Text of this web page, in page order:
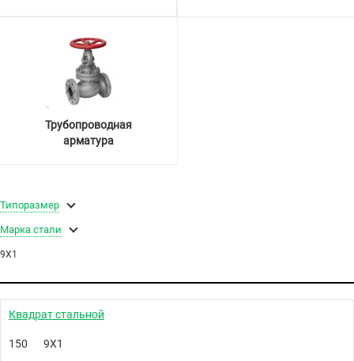
Трубопроводная
арматура
Типоразмер
Марка стали
9Х1
Квадрат стальной
150 9Х1